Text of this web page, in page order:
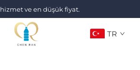
ve en düşük fiyat.
TR